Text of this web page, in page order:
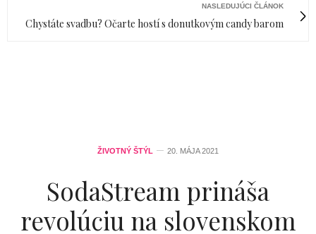
NASLEDUJÚCI ČLÁNOK
Chystáte svadbu? Očarte hostí s donutkovým candy barom
ŽIVOTNÝ ŠTÝL 20. MÁJA 2021
SodaStream prináša
revolúciu na slovenskom